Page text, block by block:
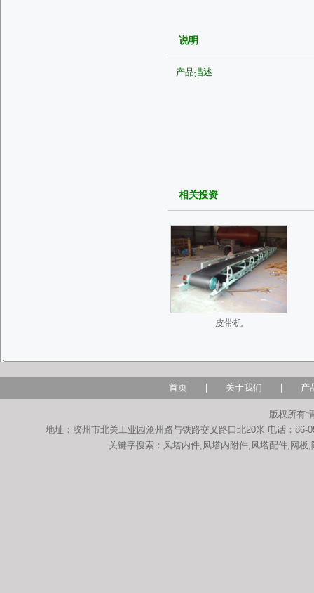
说明
产品描述
相关投资
皮带机
首页 关于我们 产
版权所有:
地址：胶州市北关工业园沧州路与铁路交叉路口北20米 电话：86-
关键字搜索：风塔内件,风塔内附件,风塔配件,网